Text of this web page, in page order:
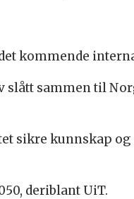
kommende
sammen til
sikre kunnskap
deriblant UiT.